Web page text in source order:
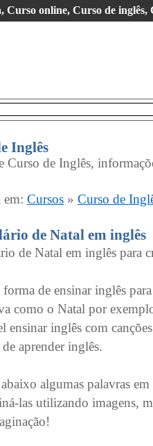
Curso online, Curso de
Inglês
Curso de Inglês,
em: Cursos » Curso de
de Natal em inglês
de Natal em inglês para
de ensinar inglês
como o Natal por
ensinar inglês com
aprender inglês.
algumas palavras
las utilizando imagens,